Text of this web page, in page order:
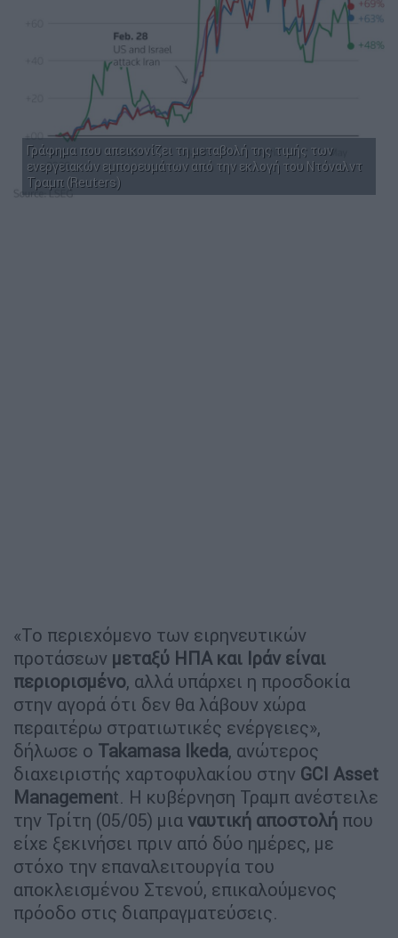
Γράφημα που απεικονίζει τη μεταβολή της τιμής των
ενεργειακών εμπορευμάτων από την εκλογή του Ντόναλντ
Τραμπ (Reuters)
«Το περιεχόμενο των ειρηνευτικών
προτάσεων μεταξύ ΗΠΑ και Ιράν είναι
περιορισμένο, αλλά υπάρχει η προσδοκία
στην αγορά ότι δεν θα λάβουν χώρα
περαιτέρω στρατιωτικές ενέργειες»,
δήλωσε ο Takamasa Ikeda, ανώτερος
διαχειριστής χαρτοφυλακίου στην GCI Asset
Management. Η κυβέρνηση Τραμπ ανέστειλε
την Τρίτη (05/05) μια ναυτική αποστολή που
είχε ξεκινήσει πριν από δύο ημέρες, με
στόχο την επαναλειτουργία του
αποκλεισμένου Στενού, επικαλούμενος
πρόοδο στις διαπραγματεύσεις.